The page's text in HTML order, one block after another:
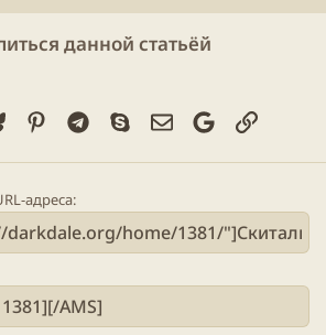
данной статьёй
BlueskyPinterestTelegram
SkypeЭлектронная
GoogleСсылка
адреса